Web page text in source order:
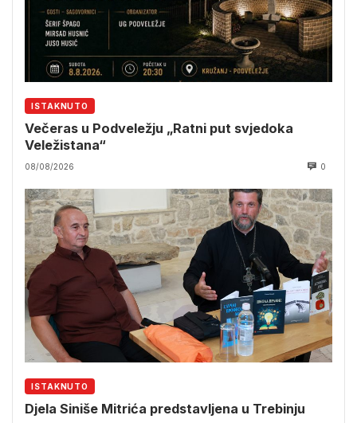
ISTAKNUTO
Večeras u Podveležju „Ratni put svjedoka
Veležistana“
08/08/2026 0
ISTAKNUTO
Djela Siniše Mitrića predstavljena u Trebinju